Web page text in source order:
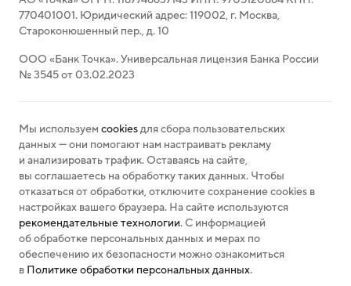
770401001. Юридический адрес: 119002, г. Москва,
Староконюшенный пер., д. 10
ООО «Банк Точка». Универсальная лицензия Банка России
№ 3545 от 03.02.2023
Мы используем cookiesдля сбора пользовательских
данных — они помогают нам настраивать рекламу
и анализировать трафик. Оставаясь на сайте,
вы соглашаетесь на обработку таких данных. Чтобы
отказаться от обработки, отключите сохранение cookies в
настройках вашего браузера. На сайте используются
рекомендательные технологии. С информацией
об обработке персональных данных и мерах по
обеспечению их безопасности можно ознакомиться
в Политике обработки персональных данных.